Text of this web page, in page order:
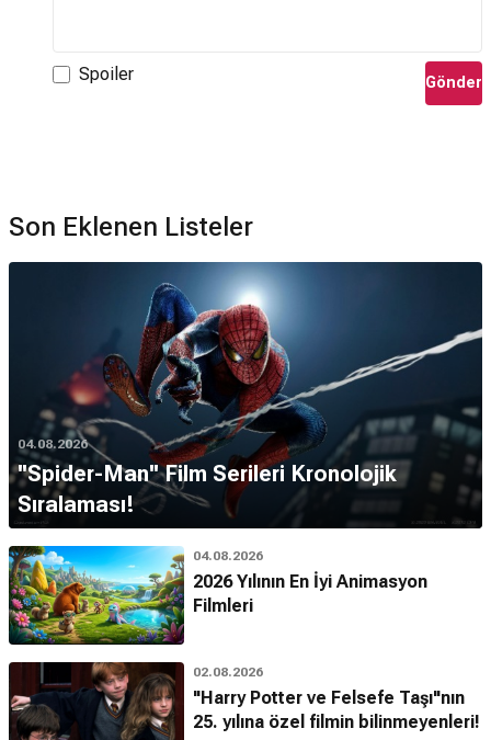
Spoiler Gönder
Son Eklenen Listeler
04.08.2026
''Spider-Man'' Film Serileri Kronolojik
Sıralaması!
04.08.2026
2026 Yılının En İyi Animasyon
Filmleri
02.08.2026
"Harry Potter ve Felsefe Taşı"nın
25. yılına özel filmin bilinmeyenleri!